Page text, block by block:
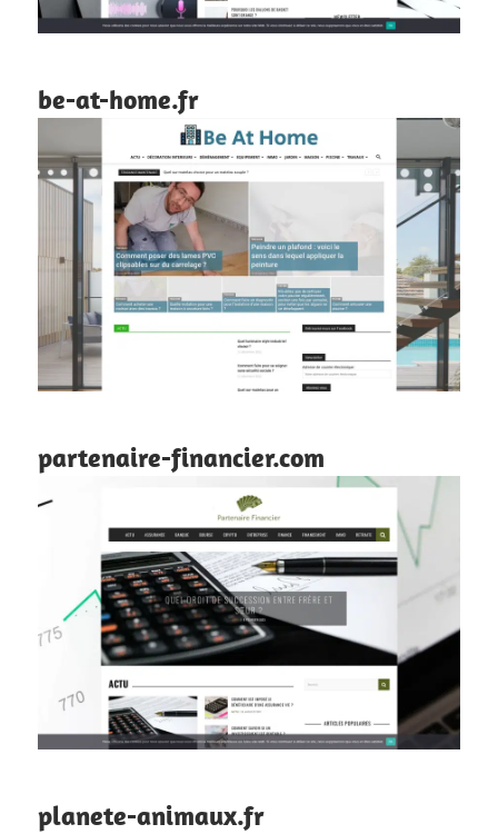
be-at-home.fr
partenaire-financier.com
planete-animaux.fr